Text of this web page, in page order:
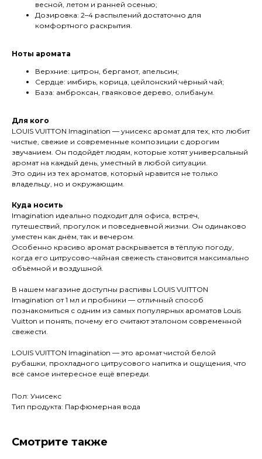
весной, летом и ранней осенью;
Дозировка: 2–4 распылений достаточно для
комфортного раскрытия.
Ноты аромата
Верхние: цитрон, бергамот, апельсин;
Сердце: имбирь, корица, цейлонский чёрный чай;
База: амброксан, гваяковое дерево, олибанум.
Для кого
LOUIS VUITTON Imagination — унисекс аромат для тех, кто любит
чистые, свежие и современные композиции с дорогим
звучанием. Он подойдёт людям, которые хотят универсальный
аромат на каждый день, уместный в любой ситуации.
Это один из тех ароматов, который нравится не только
владельцу, но и окружающим.
Куда носить
Imagination идеально подходит для офиса, встреч,
путешествий, прогулок и повседневной жизни. Он одинаково
уместен как днём, так и вечером.
Особенно красиво аромат раскрывается в тёплую погоду,
когда его цитрусово-чайная свежесть становится максимально
объёмной и воздушной.
В нашем магазине доступны распивы LOUIS VUITTON
Imagination от 1 мл и пробники — отличный способ
познакомиться с одним из самых популярных ароматов Louis
Vuitton и понять, почему его считают эталоном современной
свежести.
LOUIS VUITTON Imagination — это аромат чистой белой
рубашки, прохладного цитрусового напитка и ощущения, что
всё самое интересное ещё впереди.
Пол: Унисекс
Тип продукта: Парфюмерная вода
Смотрите также